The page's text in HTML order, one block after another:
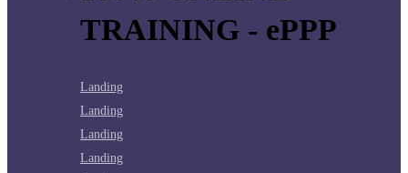
TRAINING - ePPP
Landing
Landing
Landing
Landing